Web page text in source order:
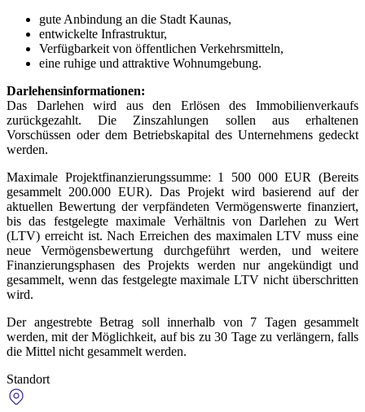
gute Anbindung an die Stadt Kaunas,
entwickelte Infrastruktur,
Verfügbarkeit von öffentlichen Verkehrsmitteln,
eine ruhige und attraktive Wohnumgebung.
Darlehensinformationen:
Das Darlehen wird aus den Erlösen des Immobilienverkaufs
zurückgezahlt. Die Zinszahlungen sollen aus erhaltenen
Vorschüssen oder dem Betriebskapital des Unternehmens gedeckt
werden.
Maximale Projektfinanzierungssumme: 1 500 000 EUR (Bereits
gesammelt 200.000 EUR). Das Projekt wird basierend auf der
aktuellen Bewertung der verpfändeten Vermögenswerte finanziert,
bis das festgelegte maximale Verhältnis von Darlehen zu Wert
(LTV) erreicht ist. Nach Erreichen des maximalen LTV muss eine
neue Vermögensbewertung durchgeführt werden, und weitere
Finanzierungsphasen des Projekts werden nur angekündigt und
gesammelt, wenn das festgelegte maximale LTV nicht überschritten
wird.
Der angestrebte Betrag soll innerhalb von 7 Tagen gesammelt
werden, mit der Möglichkeit, auf bis zu 30 Tage zu verlängern, falls
die Mittel nicht gesammelt werden.
Standort